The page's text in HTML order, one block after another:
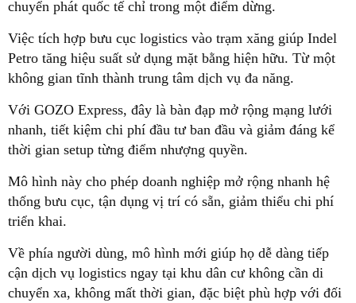
chuyển phát quốc tế chỉ trong một điểm dừng.
Việc tích hợp bưu cục logistics vào trạm xăng giúp Indel
Petro tăng hiệu suất sử dụng mặt bằng hiện hữu. Từ một
không gian tĩnh thành trung tâm dịch vụ đa năng.
Với GOZO Express, đây là bàn đạp mở rộng mạng lưới
nhanh, tiết kiệm chi phí đầu tư ban đầu và giảm đáng kể
thời gian setup từng điểm nhượng quyền.
Mô hình này cho phép doanh nghiệp mở rộng nhanh hệ
thống bưu cục, tận dụng vị trí có sẵn, giảm thiểu chi phí
triển khai.
Về phía người dùng, mô hình mới giúp họ dễ dàng tiếp
cận dịch vụ logistics ngay tại khu dân cư không cần di
chuyển xa, không mất thời gian, đặc biệt phù hợp với đối